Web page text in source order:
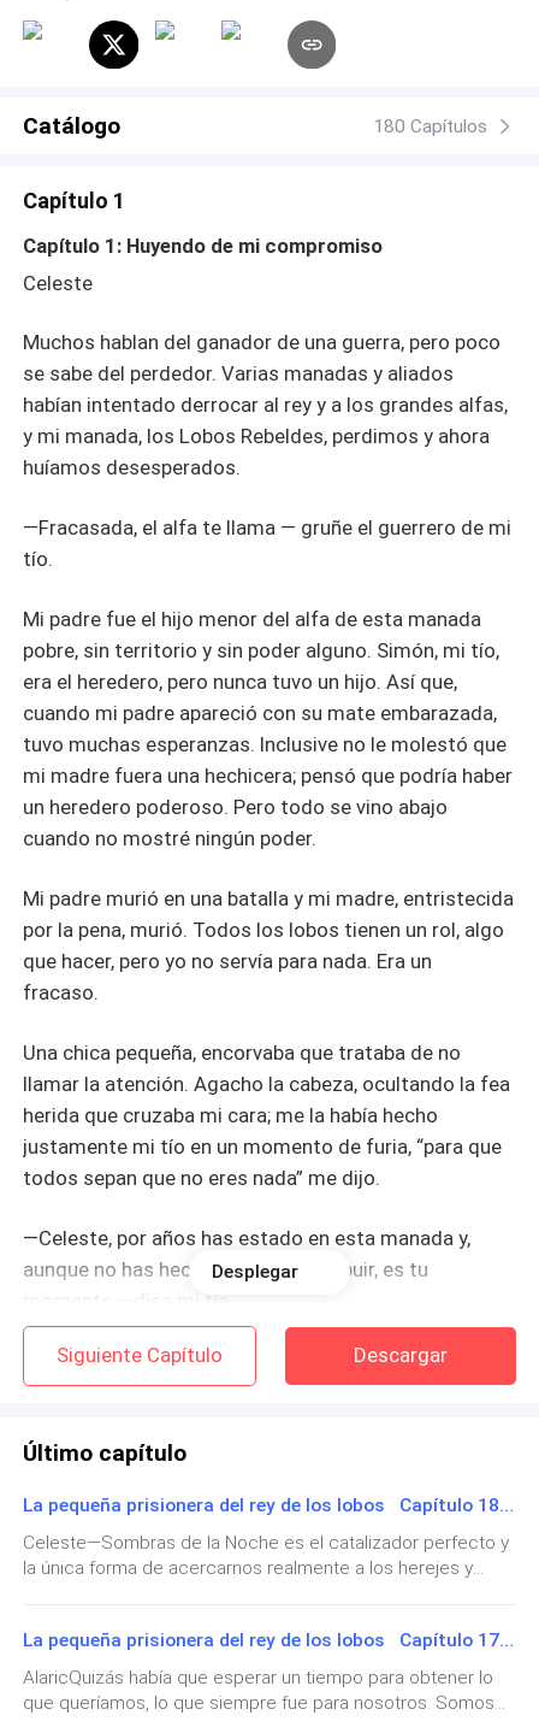
importe, es un lujo que no se puede dar. ¿Pero qué
puede hacer cuando su peor enemigo es la persona
dispuesto a sacrificarlo todo por una pobre humana?
Catálogo 180 Capítulos
Capítulo 1
Capítulo 1: Huyendo de mi compromiso
Celeste
Muchos hablan del ganador de una guerra, pero poco
se sabe del perdedor. Varias manadas y aliados
habían intentado derrocar al rey y a los grandes alfas,
y mi manada, los Lobos Rebeldes, perdimos y ahora
huíamos desesperados.
—Fracasada, el alfa te llama — gruñe el guerrero de mi
tío.
Mi padre fue el hijo menor del alfa de esta manada
pobre, sin territorio y sin poder alguno. Simón, mi tío,
era el heredero, pero nunca tuvo un hijo. Así que,
cuando mi padre apareció con su mate embarazada,
tuvo muchas esperanzas. Inclusive no le molestó que
mi madre fuera una hechicera; pensó que podría haber
un heredero poderoso. Pero todo se vino abajo
cuando no mostré ningún poder.
Mi padre murió en una batalla y mi madre, entristecida
por la pena, murió. Todos los lobos tienen un rol, algo
que hacer, pero yo no servía para nada. Era un
fracaso.
Una chica pequeña, encorvaba que trataba de no
llamar la atención. Agacho la cabeza, ocultando la fea
herida que cruzaba mi cara; me la había hecho
justamente mi tío en un momento de furia, “para que
todos sepan que no eres nada” me dijo.
—Celeste, por años has estado en esta manada y,
aunque no has hecho nada por retribuir, es tu
momento —dice mi tío.
—¿A qué te refieres, tío?... digo, alfa —corrijo, él odiaba
que yo le dijera "tío"; era una ofensa que yo fuera de su
No servía para la manada, así que era mi deber era
casarme por conveniencia. Al inicio, había interesados
escasas y valiosas. Pero al saber que yo no tenía
ningún poder, los candidatos perdían interés
Desplegar
Siguiente Capítulo Descargar
Último capítulo
La pequeña prisionera del rey de los lobos Capítulo 180: Fin
Celeste—Sombras de la Noche es el catalizador perfecto y
la única forma de acercarnos realmente a los herejes y
ciudad —indicó Fabrizio—. Tenemos a Alfa Magnus, es
nuestro as bajo la manga, pero no podemos presentarlo
ahora. Debemos tener pruebas… y Magnus aún no está
preparado.—Alfa Damián está desesperado. Algo está
La pequeña prisionera del rey de los lobos Capítulo 179: Las lunas poderosas
AlaricQuizás había que esperar un tiempo para obtener lo
que queríamos, lo que siempre fue para nosotros. Somos